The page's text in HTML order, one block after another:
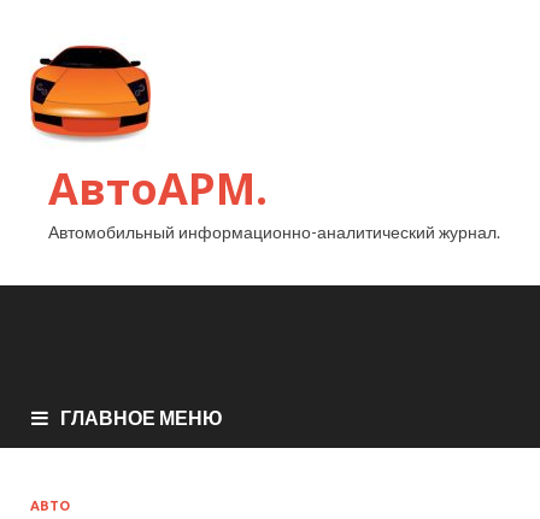
АвтоАРМ.
Автомобильный информационно-аналитический журнал.
ГЛАВНОЕ МЕНЮ
АВТО